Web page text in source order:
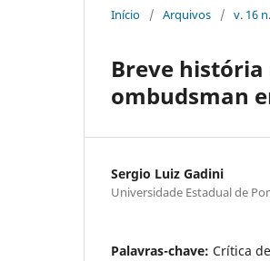
Início / Arquivos / v. 16
Breve
ombudsman
Sergio Luiz Gadini
Universidade Estadual de
Palavras-chave: Crítica